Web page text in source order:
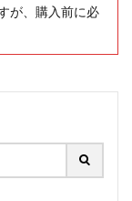
が、購入前に必